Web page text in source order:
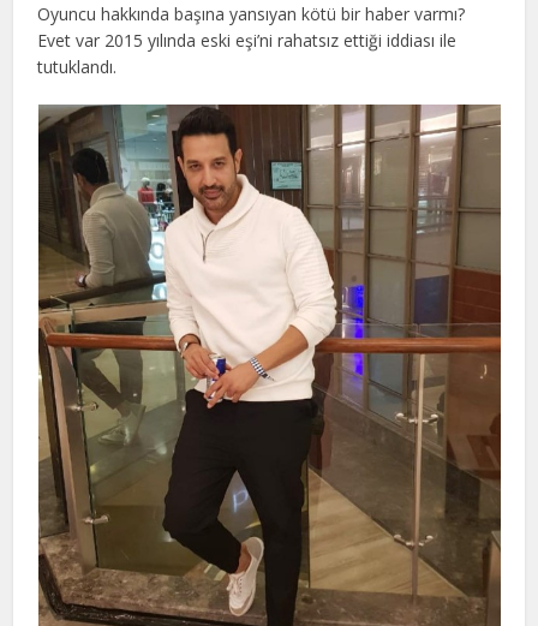
Oyuncu hakkında başına yansıyan kötü bir haber varmı?
Evet var 2015 yılında eski eşi’ni rahatsız ettiği iddiası ile
tutuklandı.